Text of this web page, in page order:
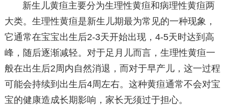
新生儿黄疸主要分为生理性黄疸和病理性黄疸两
大类。生理性黄疸是新生儿期最为常见的一种现象，
它通常在宝宝出生后2-3天开始出现，4-5天时达到高
峰，随后逐渐减轻。对于足月儿而言，生理性黄疸一
般在出生后2周内自然消退，而对于早产儿，这一过程
可能会持续到出生后4周左右。这种黄疸通常不会对宝
宝的健康造成长期影响，家长无须过于担心。